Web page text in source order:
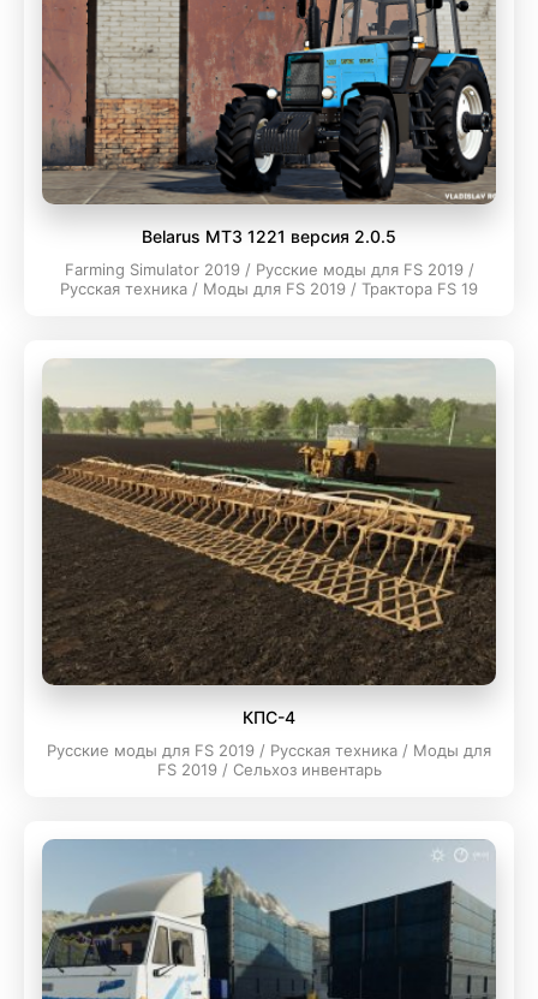
Belarus МТЗ 1221 версия 2.0.5
Farming Simulator 2019 / Русские моды для FS 2019 /
Русская техника / Моды для FS 2019 / Трактора FS 19
КПC-4
Русские моды для FS 2019 / Русская техника / Моды для
FS 2019 / Сельхоз инвентарь